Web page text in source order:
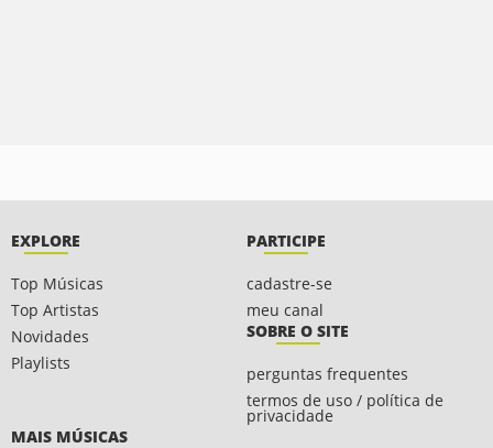
EXPLORE
Top Músicas
Top Artistas
Novidades
Playlists
PARTICIPE
cadastre-se
meu canal
SOBRE O SITE
perguntas frequentes
termos de uso / política de
privacidade
MAIS MÚSICAS